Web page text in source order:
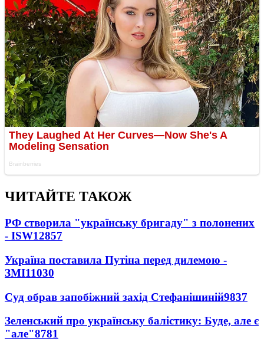
ЧИТАЙТЕ ТАКОЖ
РФ створила "українську бригаду" з полонених
- ISW12857
Україна поставила Путіна перед дилемою -
ЗМІ11030
Суд обрав запобіжний захід Стефанішиній9837
Зеленський про українську балістику: Буде, але є
"але"8781